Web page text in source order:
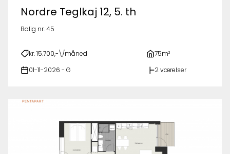
Nordre Teglkaj 12, 5. th
Bolig nr. 45
kr. 15.700,-\/måned 75m²
01-11-2026 - G 2 værelser